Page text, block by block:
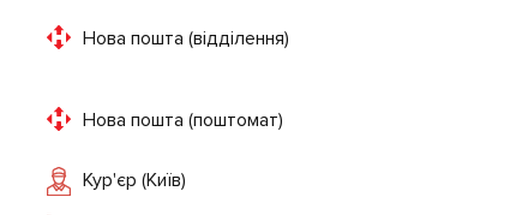
Нова пошта (відділення)
Нова пошта (поштомат)
Кур'єр (Київ)